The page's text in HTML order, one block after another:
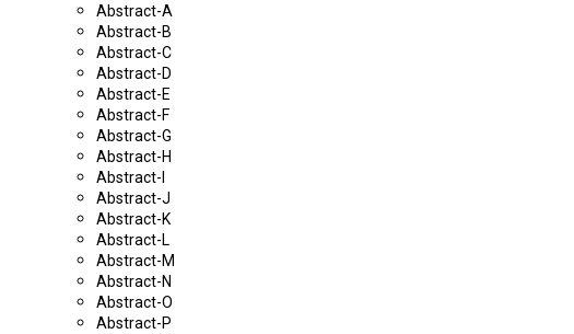
Abstract-A
Abstract-B
Abstract-C
Abstract-D
Abstract-E
Abstract-F
Abstract-G
Abstract-H
Abstract-I
Abstract-J
Abstract-K
Abstract-L
Abstract-M
Abstract-N
Abstract-O
Abstract-P